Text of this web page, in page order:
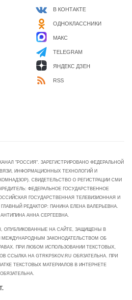
В КОНТАКТЕ
ОДНОКЛАССНИКИ
МАКС
TELEGRAM
ЯНДЕКС ДЗЕН
RSS
"РОССИЯ". ЗАРЕГИСТРИРОВАНО ФЕДЕРАЛЬНОЙ
ИНФОРМАЦИОННЫХ ТЕХНОЛОГИЙ И
СВИДЕТЕЛЬСТВО О РЕГИСТРАЦИИ СМИ
ФЕДЕРАЛЬНОЕ ГОСУДАРСТВЕННОЕ
ГОСУДАРСТВЕННАЯ ТЕЛЕВИЗИОННАЯ И
РЕДАКТОР: ПАНИНА ЕЛЕНА ВАЛЕРЬЕВНА.
АНТИПИНА АННА СЕРГЕЕВНА.
ОПУБЛИКОВАННЫЕ НА САЙТЕ, ЗАЩИЩЕНЫ В
ЗАКОНОДАТЕЛЬСТВОМ ОБ
ПРИ ЛЮБОМ ИСПОЛЬЗОВАНИИ ТЕКСТОВЫХ,
ССЫЛКА НА GTRKPSKOV.RU ОБЯЗАТЕЛЬНА. ПРИ
ТЕКСТОВЫХ МАТЕРИАЛОВ В ИНТЕРНЕТЕ
ОБЯЗАТЕЛЬНА.